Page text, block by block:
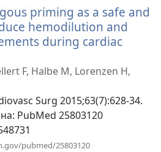
priming as a safe and
hemodilution and
during cardiac
F, Halbe M, Lorenzen H,
Surg 2015;63(7):628-34.
‎: PubMed 25803120
pubmed/25803120